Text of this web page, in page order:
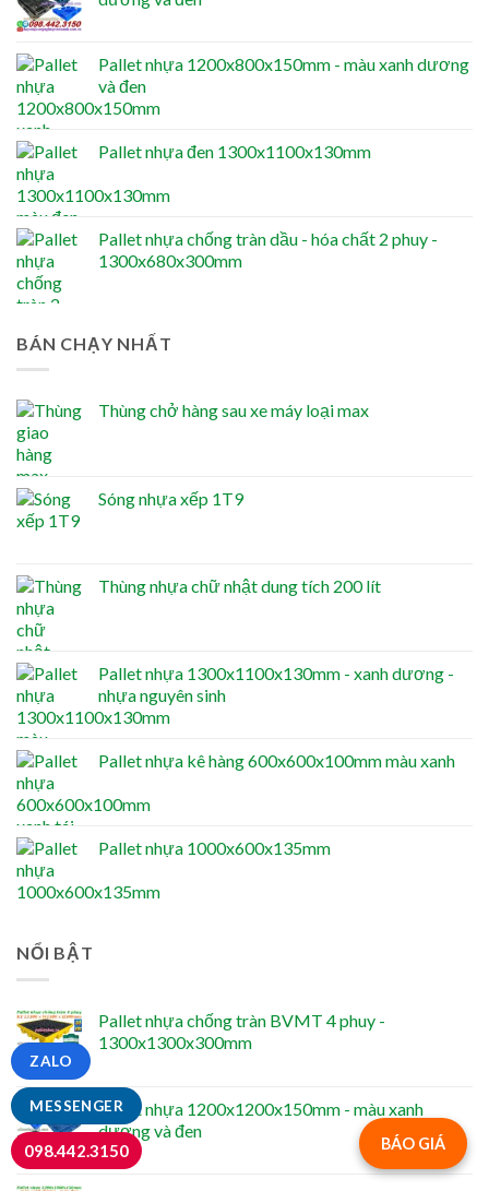
Pallet nhựa 1200x800x150mm - màu xanh dương
và đen
Pallet nhựa đen 1300x1100x130mm
Pallet nhựa chống tràn dầu - hóa chất 2 phuy -
1300x680x300mm
BÁN CHẠY NHẤT
Thùng chở hàng sau xe máy loại max
Sóng nhựa xếp 1T9
Thùng nhựa chữ nhật dung tích 200 lít
Pallet nhựa 1300x1100x130mm - xanh dương -
nhựa nguyên sinh
Pallet nhựa kê hàng 600x600x100mm màu xanh
Pallet nhựa 1000x600x135mm
NỔI BẬT
Pallet nhựa chống tràn BVMT 4 phuy -
1300x1300x300mm
Pallet nhựa 1200x1200x150mm - màu xanh
dương và đen
BÁO GIÁ
MESSENGER
ZALO
098.442.3150